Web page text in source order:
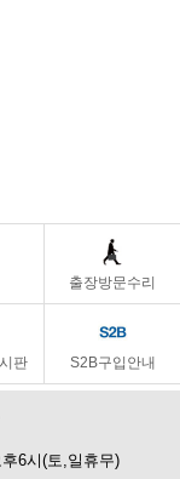
출장방문수리
판 S2B구입안내
6시(토,일휴무)